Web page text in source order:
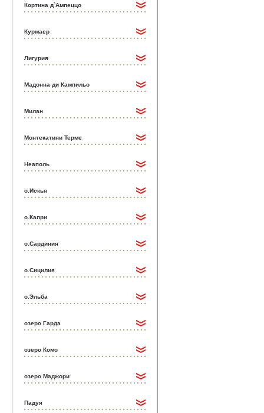
Кортина д`Ампеццо
Курмаер
Лигурия
Мадонна ди Кампильо
Милан
Монтекатини Терме
Неаполь
о.Искья
о.Капри
о.Сардиния
о.Сицилия
о.Эльба
озеро Гарда
озеро Комо
озеро Маджори
Падуя